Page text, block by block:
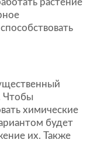
растение
Чтобы
химические
будет
их. Также